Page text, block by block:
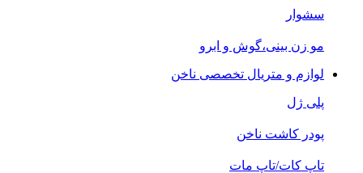
سشوار
مو زن بینی،گوش و ابرو
لوازم و متریال تخصصی ناخن
پلی ژل
پودر کاشت ناخن
تاپ کات/تاپ مات